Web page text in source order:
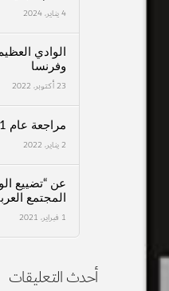
4 يناير، 2024
الوادي
وفرنسا
23 أكتوبر، 2022
مراجعة عام 2021
2 يناير، 2022
عن “تضييع
المجتمع
1 فبراير، 2021
أحدث التعليقات